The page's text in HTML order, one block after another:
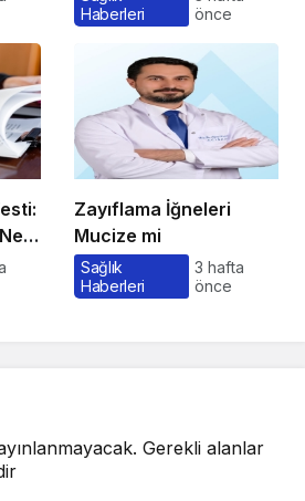
Gerekenler
Haberleri
önce
Zayıflama İğneleri
Mucize mi
Sağlık
Haberleri
3 hafta
önce
Gerekli alanlar